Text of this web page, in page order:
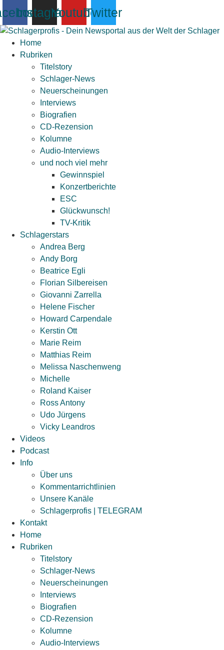
Inhalt
springen
InstagramYoutubeTwitter
Home
Rubriken
Titelstory
Schlager-News
Neuerscheinungen
Interviews
Biografien
CD-Rezension
Kolumne
Audio-Interviews
und noch viel mehr
Gewinnspiel
Konzertberichte
ESC
Glückwunsch!
TV-Kritik
Schlagerstars
Andrea Berg
Andy Borg
Beatrice Egli
Florian Silbereisen
Giovanni Zarrella
Helene Fischer
Howard Carpendale
Kerstin Ott
Marie Reim
Matthias Reim
Melissa Naschenweng
Michelle
Roland Kaiser
Ross Antony
Udo Jürgens
Vicky Leandros
Videos
Podcast
Info
Über uns
Kommentarrichtlinien
Unsere Kanäle
Schlagerprofis | TELEGRAM
Kontakt
Home
Rubriken
Titelstory
Schlager-News
Neuerscheinungen
Interviews
Biografien
CD-Rezension
Kolumne
Audio-Interviews